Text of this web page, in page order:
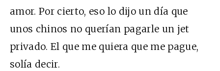
amor. Por cierto, eso lo dijo un día que
unos chinos no querían pagarle un jet
privado. El que me quiera que me pague,
solía decir.